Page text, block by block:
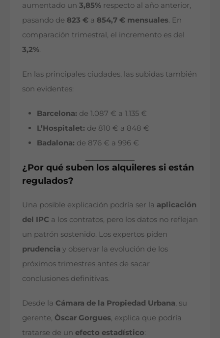
aumentado un 3,85% respecto al año anterior,
pasando de 823 € a 854,7 € mensuales. En
comparación trimestral, el incremento es del
3,2%.
En las principales ciudades, las subidas también
son evidentes:
Barcelona: de 1.087 € a 1.135 €
L’Hospitalet: de 810 € a 848 €
Badalona: de 876 € a 996 €
¿Por qué suben los alquileres si están
regulados?
Una posible explicación podría ser la aplicación
del IPC a los contratos, pero los datos no reflejan
un patrón sostenido. Los expertos piden
prudencia y observar la evolución de los
próximos trimestres antes de sacar
conclusiones definitivas.
Desde la Cámara de la Propiedad Urbana, su
gerente, Òscar Gorgues, explica que podría
tratarse de un efecto estadístico: